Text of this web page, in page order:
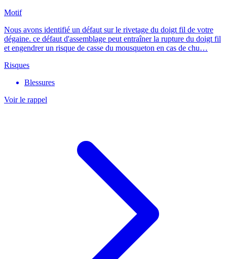
Motif
Nous avons identifié un défaut sur le rivetage du doigt fil de votre
dégaine. ce défaut d'assemblage peut entraîner la rupture du doigt fil
et engendrer un risque de casse du mousqueton en cas de chu…
Risques
Blessures
Voir le rappel